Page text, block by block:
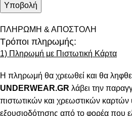
ΠΛΗΡΩΜΗ & ΑΠΟΣΤΟΛΗ
Τρόποι πληρωμής:
1) Πληρωμή με Πιστωτική Κάρτα
Η πληρωμή θα χρεωθεί και θα
UNDERWEAR.GR λάβει την
πιστωτικών και χρεωστικών καρτών
εξουσιοδότησης από το φορέα που